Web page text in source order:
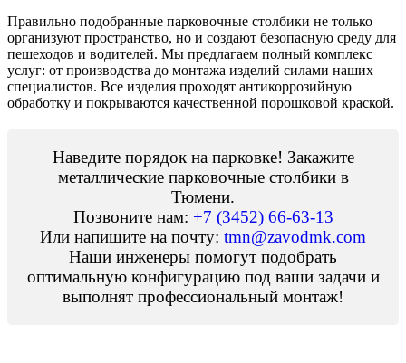
Правильно подобранные парковочные столбики не только
организуют пространство, но и создают безопасную среду для
пешеходов и водителей. Мы предлагаем полный комплекс
услуг: от производства до монтажа изделий силами наших
специалистов. Все изделия проходят антикоррозийную
обработку и покрываются качественной порошковой краской.
Наведите порядок на парковке! Закажите
металлические парковочные столбики в
Тюмени.
Позвоните нам: +7 (3452) 66-63-13
Или напишите на почту: tmn@zavodmk.com
Наши инженеры помогут подобрать
оптимальную конфигурацию под ваши задачи и
выполнят профессиональный монтаж!